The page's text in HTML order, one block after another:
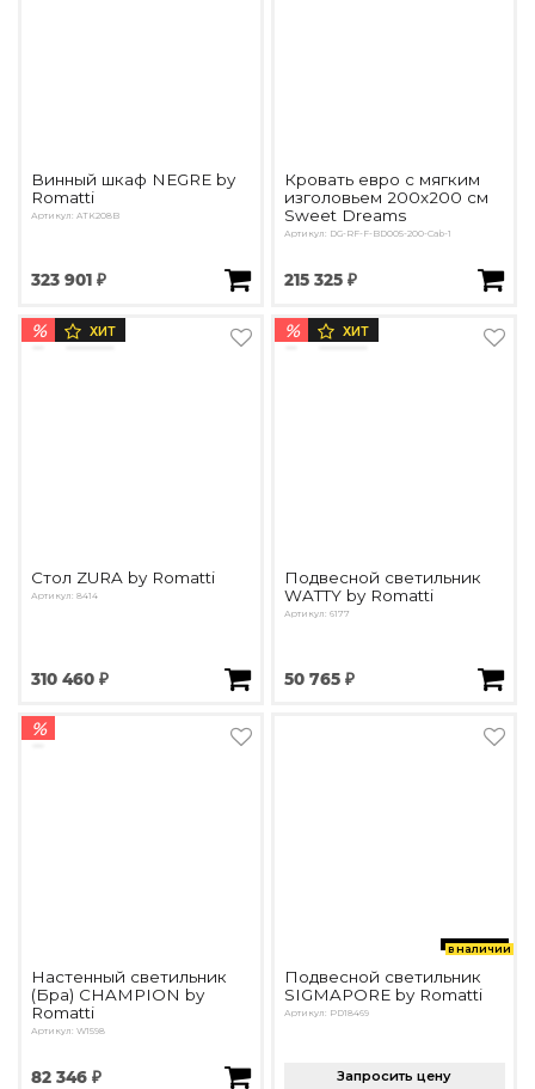
Винный шкаф NEGRE by
Romatti
Артикул: ATK208B
323 901 ₽
Кровать евро с мягким
изголовьем 200х200 см
Sweet Dreams
Артикул: DG-RF-F-BD005-200-Cab-1
215 325 ₽
% ХИТ
Стол ZURA by Romatti
Артикул: 8414
310 460 ₽
% ХИТ
Подвесной светильник
WATTY by Romatti
Артикул: 6177
50 765 ₽
%
Настенный светильник
(Бра) CHAMPION by
Romatti
Артикул: W1598
82 346 ₽
в наличии
Подвесной светильник
SIGMAPORE by Romatti
Артикул: PD18469
Запросить цену